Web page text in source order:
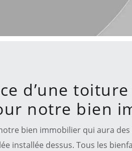
d’une
notre bien
bien immobilier qui aura des
installée dessus. Tous les